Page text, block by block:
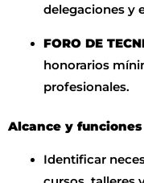
delegaciones y
FORO DE
honorarios
profesionales.
Alcance y funciones
Identificar